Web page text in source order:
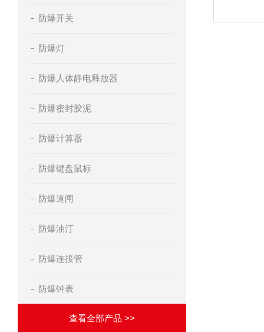
防爆开关
防爆灯
防爆人体静电释放器
防爆密封胶泥
防爆计算器
防爆键盘鼠标
防爆道闸
防爆油汀
防爆连接管
防爆钟表
查看全部产品 >>